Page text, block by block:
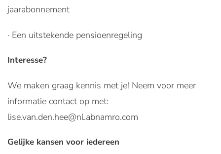
jaarabonnement
· Een uitstekende pensioenregeling
Interesse?
We maken graag kennis met je! Neem voor meer
informatie contact op met:
lise.van.den.hee@nl.abnamro.com
Gelijke kansen voor iedereen